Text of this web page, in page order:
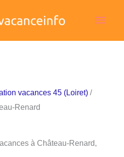
vacances 45 (Loiret) /
Renard
à Château-Renard,